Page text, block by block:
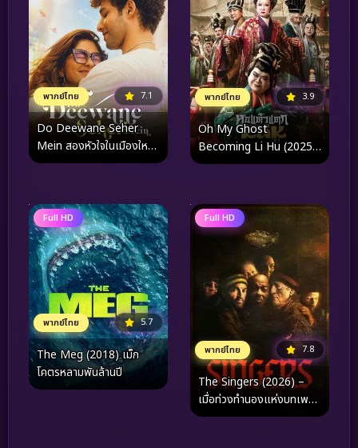
พากย์ไทย 7.1
Do Deewane Seher
Mein สองหัวใจในเมืองใหญ่
(2026)
พากย์ไทย 3.9
Oh My Ghost
Becoming Li Hu (2025)
หอแต๋วแตกแหกหลีหู
Full HD
พากย์ไทย 5.7
The Meg (2018) เม็ก
โคตรหลามพันล้านปี
Full HD
พากย์ไทย 7.8
The Singers (2026) –
เมื่อท่วงทำนองแห่งบทเพลง
คือหนทางเดียวในการ